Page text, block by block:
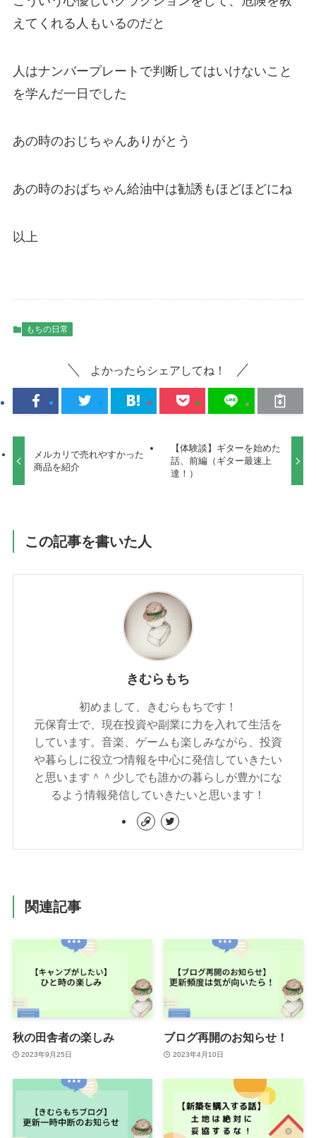
えてくれる人もいるのだと
人はナンバープレートで判断してはいけないこと
を学んだ一日でした
あの時のおじちゃんありがとう
あの時のおばちゃん給油中は勧誘もほどほどにね
以上
もちの日常
よかったらシェアしてね！
メルカリで売れやすかった
商品を紹介
【体験談】ギターを始めた
話、前編（ギター最速上
達！）
この記事を書いた人
きむらもち
初めまして、きむらもちです！
元保育士で、現在投資や副業に力を入れて生活を
しています。音楽、ゲームも楽しみながら、投資
や暮らしに役立つ情報を中心に発信していきたい
と思います＾＾少しでも誰かの暮らしが豊かにな
るよう情報発信していきたいと思います！
関連記事
秋の田舎者の楽しみ
2023年9月25日
ブログ再開のお知らせ！
2023年4月10日